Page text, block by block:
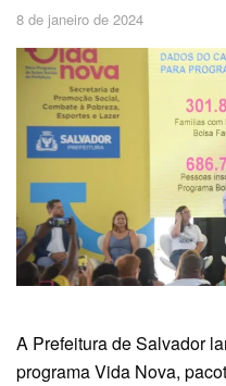
8 de janeiro de 2024
A Prefeitura de Salvador
programa Vida Nova,